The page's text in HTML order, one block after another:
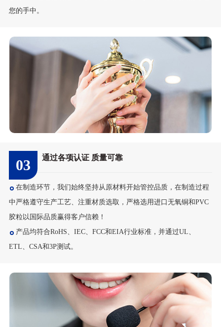
您的手中。
03 通过各项认证 质量可靠
在制造环节，我们始终坚持从原材料开始管控品质，在制造过程
中严格遵守生产工艺、注重材质选取，严格选用进口无氧铜和PVC
胶粒以国际品质赢得客户信赖！
产品均符合RoHS、IEC、FCC和EIA行业标准，并通过UL、
ETL、CSA和3P测试。